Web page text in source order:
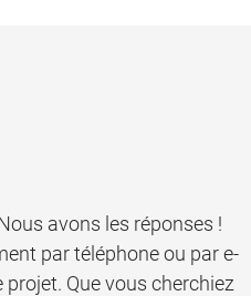
avons les réponses !
par téléphone ou par e-
Que vous cherchiez